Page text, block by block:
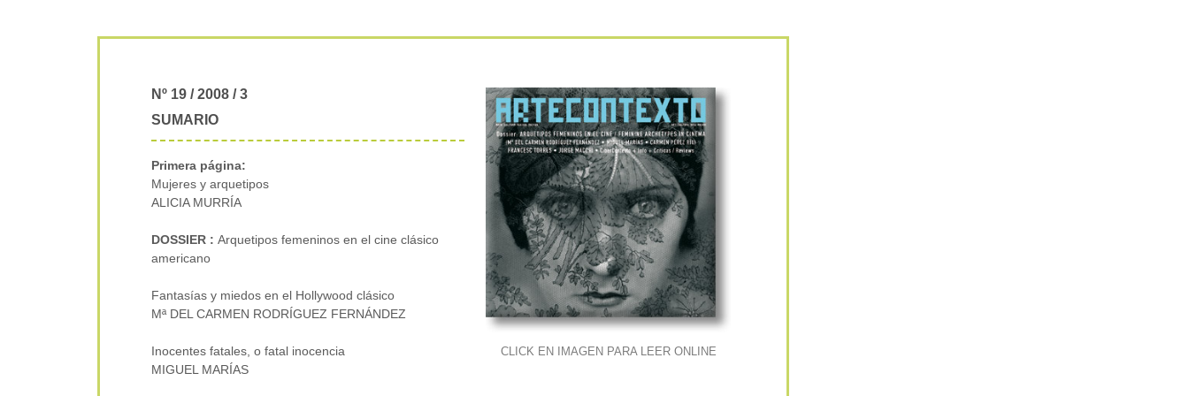
Nº 19 / 2008 / 3
SUMARIO
Primera página:
Mujeres y arquetipos
ALICIA MURRÍA
DOSSIER : Arquetipos femeninos en el cine clásico
americano
Fantasías y miedos en el Hollywood clásico
Mª DEL CARMEN RODRÍGUEZ FERNÁNDEZ
Inocentes fatales, o fatal inocencia
MIGUEL MARÍAS
CLICK EN IMAGEN PARA LEER ONLINE